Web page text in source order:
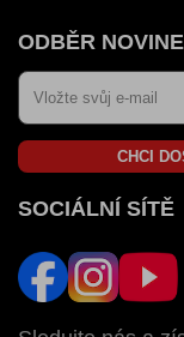
ODBĚR
CHCI
SOCIÁLNÍ SÍTĚ